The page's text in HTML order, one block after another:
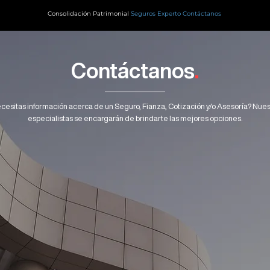
Consolidación Patrimonial Seguros Experto Contáctanos
Contáctanos.
información acerca de un Seguro, Fianza, Cotización y/o Asesoría?
especialistas se encargarán de brindarte las mejores opciones.